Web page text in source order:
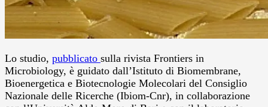
Lo studio, pubblicato sulla rivista Frontiers in
Microbiology, è guidato dall’Istituto di Biomembrane,
Bioenergetica e Biotecnologie Molecolari del Consiglio
Nazionale delle Ricerche (Ibiom-Cnr), in collaborazione